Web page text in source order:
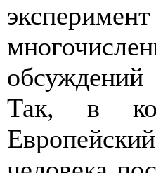
Так, в